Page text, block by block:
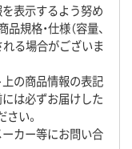
表示するよう努め
規格・仕様（容量、
れる場合がございま
の商品情報の表記
は必ずお届けした
い。
カー等にお問い合